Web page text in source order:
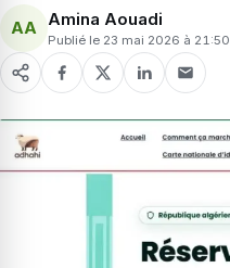
AA Amina Aouadi
Publié le 23 mai 2026 à 21:50